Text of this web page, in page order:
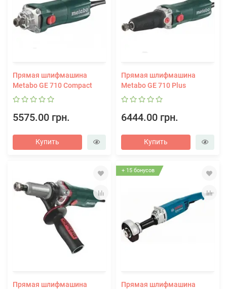
Прямая шлифмашина
Metabo GE 710 Compact
5575.00 грн.
Купить
Прямая шлифмашина
Metabo GE 710 Plus
6444.00 грн.
Купить
Прямая шлифмашина
+ 15 бонусов
Прямая шлифмашина